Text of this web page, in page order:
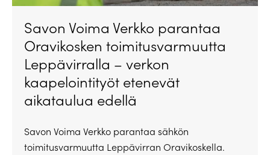
Savon Voima Verkko parantaa
Oravikosken toimitusvarmuutta
Leppävirralla – verkon
kaapelointityöt etenevät
aikataulua edellä
Savon Voima Verkko parantaa sähkön
toimitusvarmuutta Leppävirran Oravikoskella.